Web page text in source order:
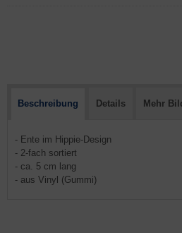
Beschreibung Details Mehr
- Ente im Hippie-Design
- 2-fach sortiert
- ca. 5 cm lang
- aus Vinyl (Gummi)